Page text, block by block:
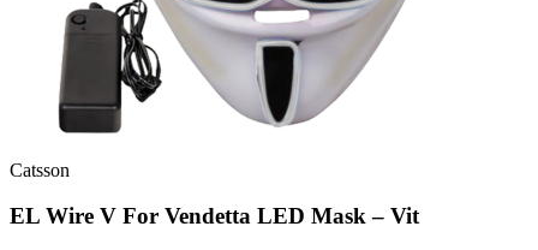
Catsson
EL Wire V For Vendetta LED Mask – Vit